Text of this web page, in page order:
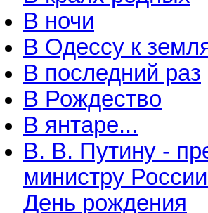
В ночи
В Одессу к
В последний раз
В Рождество
В янтаре...
В. В. Путину -
министру
День рождения